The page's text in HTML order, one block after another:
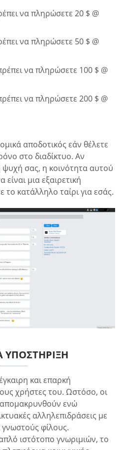
να πληρώσετε 20 $ @
να πληρώσετε 50 $ @
να πληρώσετε 100 $ @
να πληρώσετε 200 $ @
αποδοτικός εάν θέλετε
στο διαδίκτυο. Αν
ψυχή σας, η κοινότητα αυτού
μια εξαιρετική
το κατάλληλο ταίρι για εσάς.
ΥΠΟΣΤΉΡΙΞΗ
και επαρκή
χρήστες του. Ωστόσο, οι
ενώ
αλληλεπιδράσεις με
φίλους.
ιστότοπο γνωριμιών, το